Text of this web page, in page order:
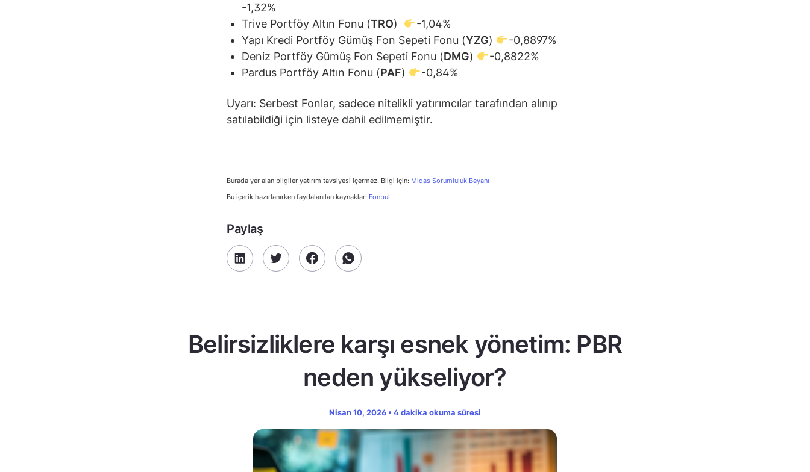
-1,32%
Trive Portföy Altın Fonu (TRO)
-1,04%
Yapı Kredi Portföy Gümüş Fon Sepeti Fonu (YZG)
-0,8897%
Deniz Portföy Gümüş Fon Sepeti Fonu (DMG)
-0,8822%
Pardus Portföy Altın Fonu (PAF) -0,84%
Uyarı: Serbest Fonlar, sadece nitelikli yatırımcılar tarafından alınıp
satılabildiği için listeye dahil edilmemiştir.
Burada yer alan bilgiler yatırım tavsiyesi içermez. Bilgi için: Midas Sorumluluk Beyanı
Bu içerik hazırlanırken faydalanılan kaynaklar: Fonbul
Paylaş
Belirsizliklere karşı esnek yönetim: PBR
neden yükseliyor?
Nisan 10, 2026 • 4 dakika okuma süresi